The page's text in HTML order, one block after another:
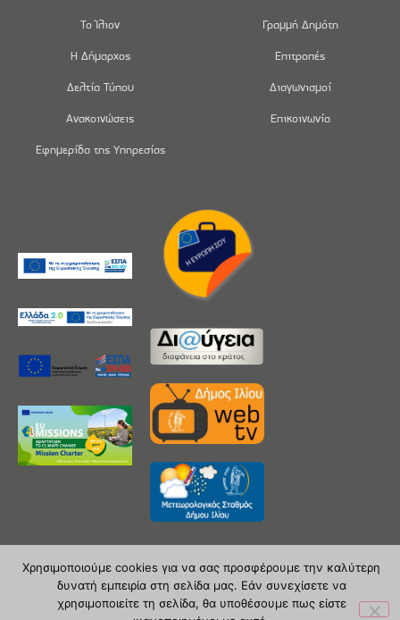
Το Ίλιον
Η Δήμαρχος
Δελτία Τύπου
Ανακοινώσεις
Εφημερίδα της Υπηρεσίας
Γραμμή Δημότη
Επιτροπές
Διαγωνισμοί
Επικοινωνία
Copyright 2020 © Δήμος Ιλίου
Χρησιμοποιούμε cookies για να σας προσφέρουμε την καλύτερη
δυνατή εμπειρία στη σελίδα μας. Εάν συνεχίσετε να
χρησιμοποιείτε τη σελίδα, θα υποθέσουμε πως είστε